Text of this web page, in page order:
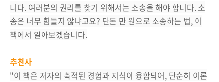
니다. 여러분의 권리를 찾기 위해서는 소송을 해야 합니다. 소
송은 너무 힘들지 않냐고요? 단돈 만 원으로 소송하는 법, 이
책에서 알아보겠습니다.
추천사
"이 책은 저자의 축적된 경험과 지식이 융합되어, 단순히 이론